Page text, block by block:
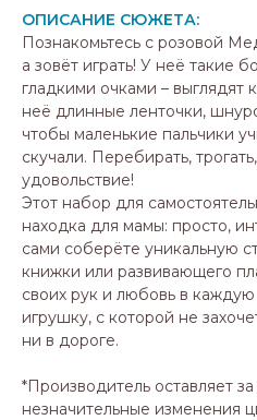
ОПИСАНИЕ СЮЖЕТА:
Познакомьтесь с розовой
а зовёт играть! У неё такие
гладкими очками – выглядят
неё длинные ленточки,
чтобы маленькие пальчики
скучали. Перебирать,
удовольствие!
Этот набор для
находка для мамы: просто,
сами соберёте уникальную
книжки или развивающего
своих рук и любовь в
игрушку, с которой не
ни в дороге.
*Производитель оставляет
незначительные изменения